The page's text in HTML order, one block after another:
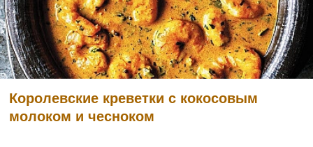
Королевские креветки с кокосовым
молоком и чесноком